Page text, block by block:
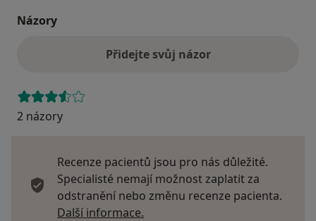
Názory
Přidejte svůj názor
2 názory
Recenze pacientů jsou pro nás důležité.
Specialisté nemají možnost zaplatit za
odstranění nebo změnu recenze pacienta.
Další informace.